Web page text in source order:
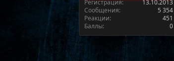
Регистрация
13.10.2013
Сообщения
5 354
Реакции
451
Баллы
0